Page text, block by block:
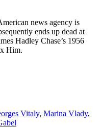
news agency is
ends up dead at
Hadley Chase’s 1956
Him.
Vitaly, Marina Vlady,